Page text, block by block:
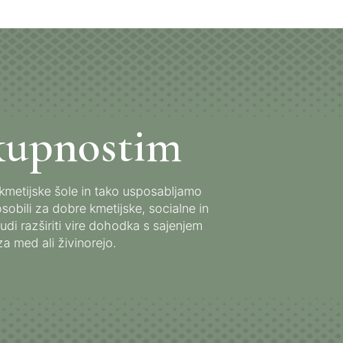
šole in tako usposabljamo
za dobre kmetijske, socialne in
razširiti vire dohodka s sajenjem
med ali živinorejo.